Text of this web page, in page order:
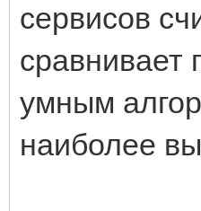
сервисов
сравнивает
умным
наиболее